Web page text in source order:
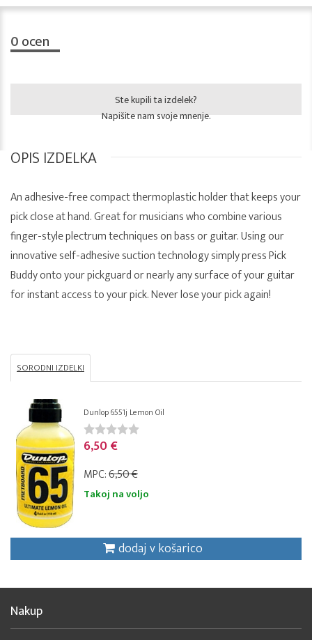
0ocen
Ste kupili ta izdelek?
Napišite nam svoje mnenje.
OPIS IZDELKA
An adhesive-free compact thermoplastic holder that keeps your
pick close at hand. Great for musicians who combine various
finger-style plectrum techniques on bass or guitar. Using our
innovative self-adhesive suction technology simply press Pick
Buddy onto your pickguard or nearly any surface of your guitar
for instant access to your pick. Never lose your pick again!
SORODNI IZDELKI
Dunlop 6551j Lemon Oil
6,50 €
MPC:6,50 €
Takoj na voljo
dodaj v košarico
Nakup